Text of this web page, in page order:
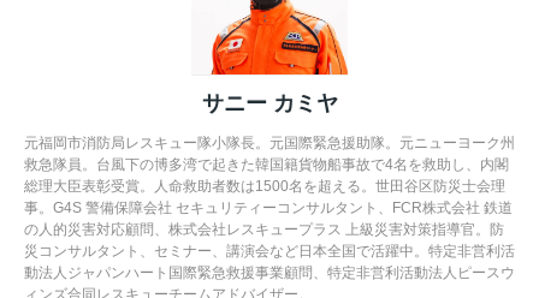
サニー カミヤ
元福岡市消防局レスキュー隊小隊長。元国際緊急援助隊。元ニューヨーク州
救急隊員。台風下の博多湾で起きた韓国籍貨物船事故で4名を救助し、内閣
総理大臣表彰受賞。人命救助者数は1500名を超える。世田谷区防災士会理
事。G4S 警備保障会社 セキュリティーコンサルタント、FCR株式会社 鉄道
の人的災害対応顧問、株式会社レスキュープラス 上級災害対策指導官。防
災コンサルタント、セミナー、講演会など日本全国で活躍中。特定非営利活
動法人ジャパンハート国際緊急救援事業顧問、特定非営利活動法人ピースウ
ィンズ合同レスキューチームアドバイザー。